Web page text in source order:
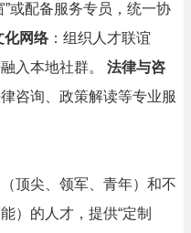
”或配备服务专员，统一协
化网络：组织人才联谊
入本地社群。 法律与咨
咨询、政策解读等专业服
顶尖、领军、青年）和不
）的人才，提供“定制